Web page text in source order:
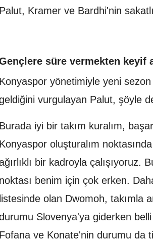
Palut, Kramer ve Bardhi'nin
süre vermekten keyif
Konyaspor yönetimiyle yeni
vurgulayan Palut, şöyle
Burada iyi bir takım kuralım,
Konyaspor oluşturalım
bir kadroyla
noktası benim için çok erken.
listesinde olan Dwomoh, takımla
Slovenya'ya giderken
Fofana ve Konate'nin durumu da